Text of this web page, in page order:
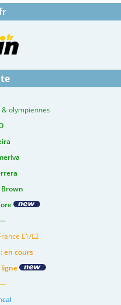
& olympiennes
Brown
L1/L2
en cours
ligne